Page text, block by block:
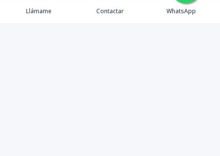
Llámame Contactar WhatsApp